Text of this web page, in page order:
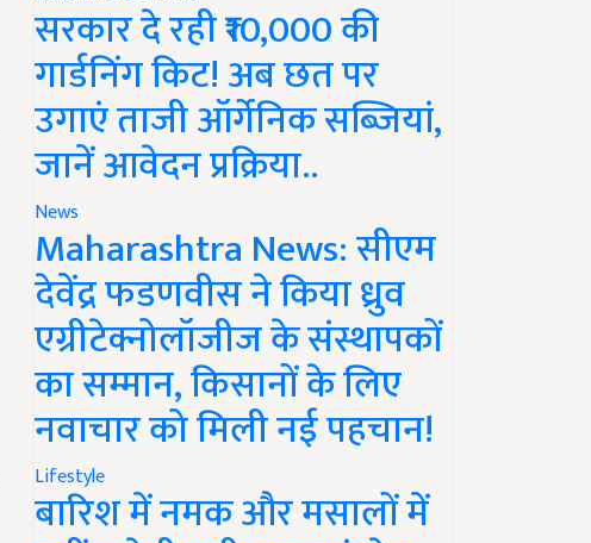
सरकार दे रही ₹10,000 की
गार्डनिंग किट! अब छत पर
उगाएं ताजी ऑर्गेनिक सब्जियां,
जानें आवेदन प्रक्रिया..
News
Maharashtra News: सीएम
देवेंद्र फडणवीस ने किया ध्रुव
एग्रीटेक्नोलॉजीज के संस्थापकों
का सम्मान, किसानों के लिए
नवाचार को मिली नई पहचान!
Lifestyle
बारिश में नमक और मसालों में